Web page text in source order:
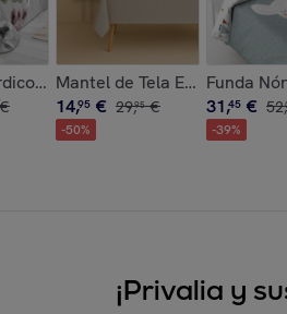
Estampado - 100% Poliéster
€
Mantel de Tela Estampado -
14,95 € 29,95 €
-50%
Funda
31,45 € 52,
-39%
¡Privalia y